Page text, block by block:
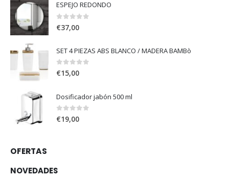
ESPEJO REDONDO
0out of 5
€37,00
SET 4 PIEZAS ABS BLANCO / MADERA BAMBò
0 out of 5
€15,00
Dosificador jabón 500 ml
0 out of 5
€19,00
OFERTAS
NOVEDADES